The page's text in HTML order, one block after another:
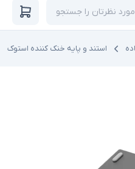
استند و پایه خنک کننده استوک